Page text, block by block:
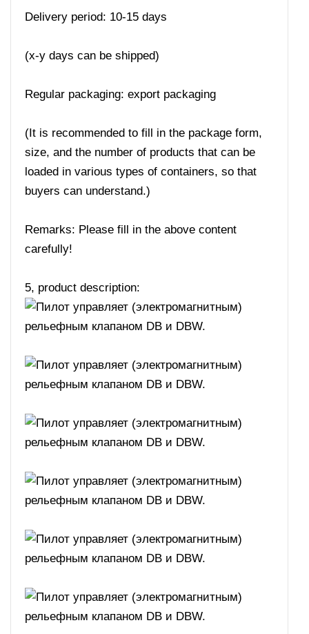
Delivery period: 10-15 days
(x-y days can be shipped)
Regular packaging: export packaging
(It is recommended to fill in the package form,
size, and the number of products that can be
loaded in various types of containers, so that
buyers can understand.)
Remarks: Please fill in the above content
carefully!
5, product description: